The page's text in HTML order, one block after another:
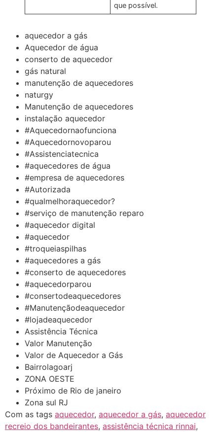
que possível.
aquecedor a gás
Aquecedor de água
conserto de aquecedor
gás natural
manutenção de aquecedores
naturgy
Manutenção de aquecedores
instalação aquecedor
#Aquecedornaofunciona
#Aquecedornovoparou
#Assistenciatecnica
#aquecedores de água
#empresa de aquecedores
#Autorizada
#qualmelhoraquecedor?
#serviço de manutenção reparo
#aquecedor digital
#aquecedor
#troqueiaspilhas
#aquecedores a gás
#conserto de aquecedores
#aquecedorparou
#consertodeaquecedores
#Manutençãodeaquecedor
#lojadeaquecedor
Assistência Técnica
Valor Manutenção
Valor de Aquecedor a Gás
Bairrolagoarj
ZONA OESTE
Próximo de Rio de janeiro
Zona sul RJ
Com as tags aquecedor, aquecedor a gás, aquecedor
recreio dos bandeirantes, assistência técnica rinnai,